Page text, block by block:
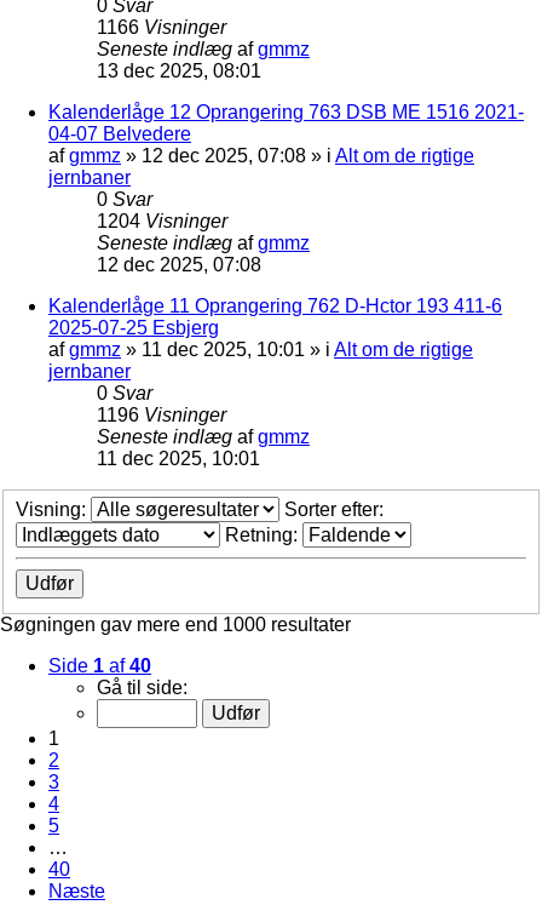
0 Svar
1166 Visninger
Seneste indlæg afgmmz
13 dec 2025, 08:01
Kalenderlåge 12 Oprangering 763 DSB ME 1516 2021-
04-07 Belvedere
afgmmz » 12 dec 2025, 07:08 » i Alt om de rigtige
jernbaner
0 Svar
1204 Visninger
Seneste indlæg afgmmz
12 dec 2025, 07:08
Kalenderlåge 11 Oprangering 762 D-Hctor 193 411-6
2025-07-25 Esbjerg
afgmmz » 11 dec 2025, 10:01 » i Alt om de rigtige
jernbaner
0 Svar
1196 Visninger
Seneste indlæg afgmmz
11 dec 2025, 10:01
Visning:
Sorter efter:
Retning:
Søgningen gav mere end 1000 resultater
Side 1 af40
Gå til side:
1
2
3
4
5
…
40
Næste